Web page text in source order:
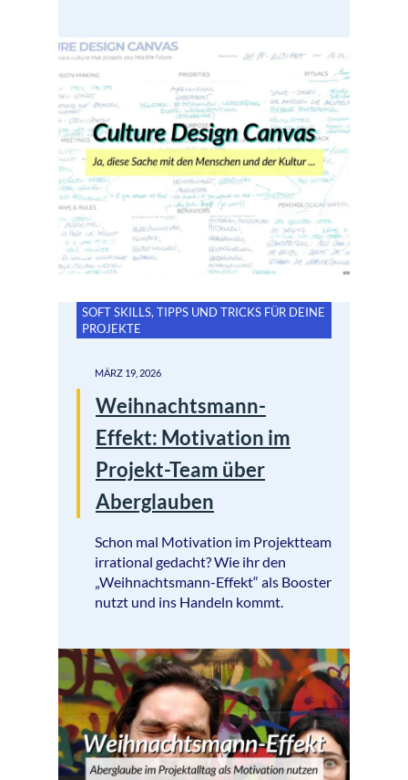
SOFT SKILLS, TIPPS UND TRICKS FÜR DEINE
PROJEKTE
MÄRZ 19, 2026
Weihnachtsmann-
Effekt: Motivation im
Projekt-Team über
Aberglauben
Schon mal Motivation im Projektteam
irrational gedacht? Wie ihr den
„Weihnachtsmann-Effekt“ als Booster
nutzt und ins Handeln kommt.